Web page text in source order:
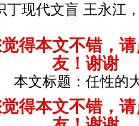
丁现代文盲 王永江
得本文不错，
友！谢谢
本文标题： 任性的
得本文不错，